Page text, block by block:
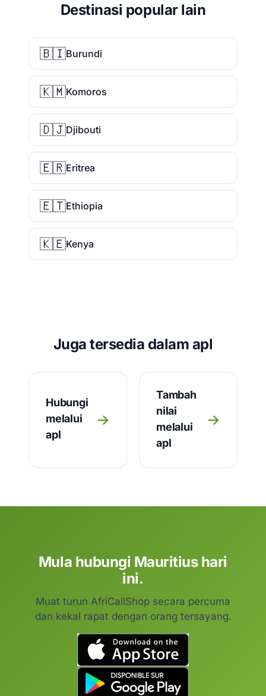
Destinasi popular lain
🇧🇮Burundi
🇰🇲Komoros
🇩🇯Djibouti
🇪🇷Eritrea
🇪🇹Ethiopia
🇰🇪Kenya
Juga tersedia dalam apl
Hubungi
melalui
apl
→
Tambah
nilai
melalui
apl
→
Mula hubungi Mauritius hari
ini.
Muat turun AfriCallShop secara percuma
dan kekal rapat dengan orang tersayang.